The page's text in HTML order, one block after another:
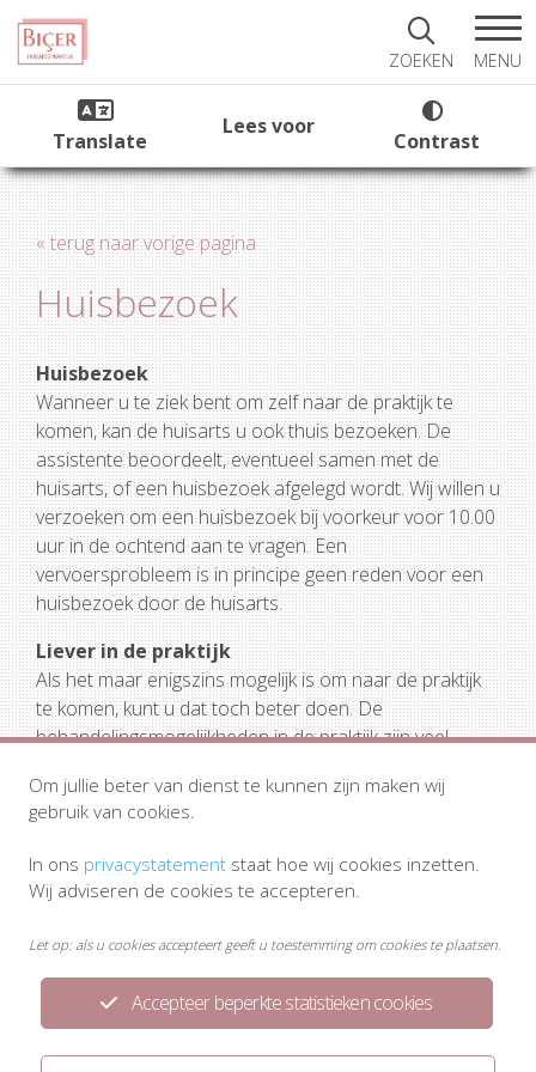
ZOEKEN MENU
Translate
Lees voor
Contrast
« terug naar vorige pagina
Huisbezoek
Huisbezoek
Wanneer u te ziek bent om zelf naar de praktijk te
komen, kan de huisarts u ook thuis bezoeken. De
assistente beoordeelt, eventueel samen met de
huisarts, of een huisbezoek afgelegd wordt. Wij willen u
verzoeken om een huisbezoek bij voorkeur voor 10.00
uur in de ochtend aan te vragen. Een
vervoersprobleem is in principe geen reden voor een
huisbezoek door de huisarts.
Liever in de praktijk
Als het maar enigszins mogelijk is om naar de praktijk
te komen, kunt u dat toch beter doen. De
behandelingsmogelijkheden in de praktijk zijn veel
sneller kunnen helpen in de praktijk.
Privacyreglement van onze praktijk
Disclaimer
Accepteer beperkte statistieken cookies
Om jullie beter van dienst te kunnen zijn maken wij
gebruik van cookies.
In ons privacystatement staat hoe wij cookies inzetten.
Wij adviseren de cookies te accepteren.
Let op: als u cookies accepteert geeft u toestemming om cookies te plaatsen.